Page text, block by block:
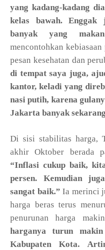
yang kadang-kadang
kelas bawah. Enggak
banyak yang
mencontohkan
pesan kesehatan dan
di tempat saya juga,
kantor, keladi yang
nasi putih, karena
Jakarta banyak
Di sisi stabilitas harga,
akhir Oktober berada
“Inflasi cukup baik,
persen. Kemudian
sangat baik.” Ia merinci
harga beras terus
penurunan harga
harganya turun
Kabupaten Kota.